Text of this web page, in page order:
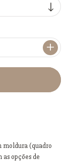
moldura (quadro
opções de